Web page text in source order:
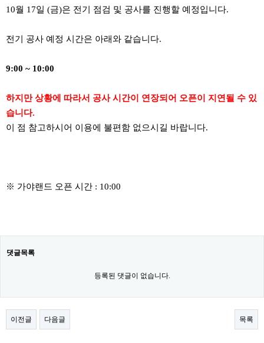
10월 17일 (금)은 전기 점검 및 공사를 진행할 예정입니다.
전기 공사 예정 시간은 아래와 같습니다.
9:00 ~ 10:00
하지만 상황에 따라서 공사 시간이 연장되어 오픈이 지연될 수 있
습니다.
이 점 참고하시어 이용에 불편함 없으시길 바랍니다.
※ 가야랜드 오픈 시간 : 10:00
댓글목록
등록된 댓글이 없습니다.
이전글 다음글 목록